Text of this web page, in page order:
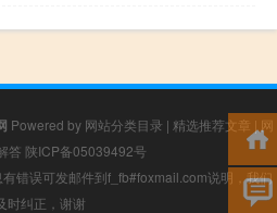
Powered by 网站分类目录 | 精选推荐文章 | 网
答 陕ICP备05039492号
错误可发邮件到f_fb#foxmail.com说明，我们
时纠正，谢谢